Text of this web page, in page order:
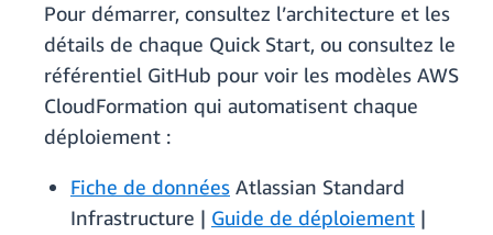
Pour démarrer, consultez l’architecture et les
détails de chaque Quick Start, ou consultez le
référentiel GitHub pour voir les modèles AWS
CloudFormation qui automatisent chaque
déploiement :
Fiche de données Atlassian Standard
Infrastructure | Guide de déploiement |